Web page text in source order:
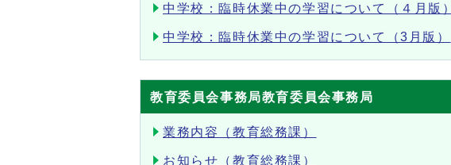
中学校：臨時休業中の学習について（４月版）
中学校：臨時休業中の学習について（3月版）
教育委員会事務局教育委員会事務局
業務内容（教育総務課）
お知らせ（教育総務課）